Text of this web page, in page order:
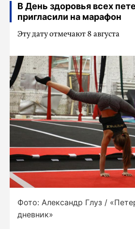
В День здоровья всех
пригласили на марафон
Эту дату отмечают 8 августа
Фото: Александр Глуз /
дневник»